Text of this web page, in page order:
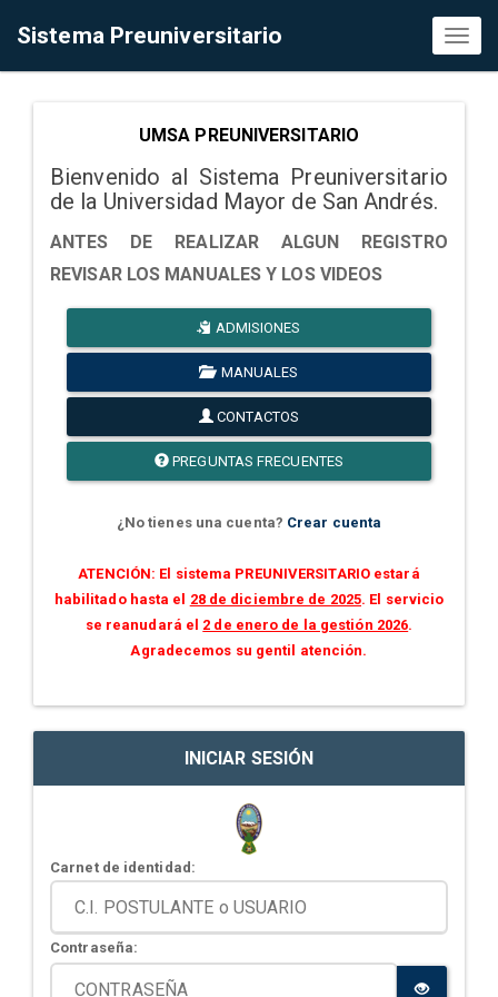
Sistema Preuniversitario
UMSA PREUNIVERSITARIO
Bienvenido al Sistema Preuniversitario
de la Universidad Mayor de San Andrés.
ANTES DE REALIZAR ALGUN REGISTRO
REVISAR LOS MANUALES Y LOS VIDEOS
ADMISIONES
MANUALES
CONTACTOS
PREGUNTAS FRECUENTES
¿No tienes una cuenta? Crear cuenta
ATENCIÓN: El sistema PREUNIVERSITARIO estará
habilitado hasta el 28 de diciembre de 2025. El servicio
se reanudará el 2 de enero de la gestión 2026.
Agradecemos su gentil atención.
INICIAR SESIÓN
Carnet de identidad:
Contraseña: